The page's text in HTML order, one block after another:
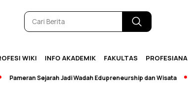
WIKI INFO AKADEMIK FAKULTAS PROFESIANA
Sejarah Jadi Wadah Edupreneurship dan Wisata